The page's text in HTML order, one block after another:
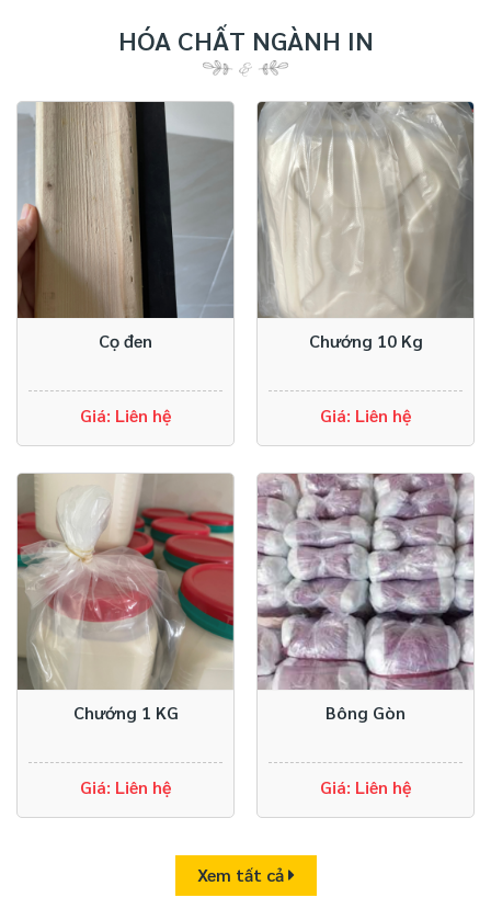
HÓA CHẤT NGÀNH IN
Cọ đen
Giá: Liên hệ
Chướng 10 Kg
Giá: Liên hệ
Chướng 1 KG
Giá: Liên hệ
Bông Gòn
Giá: Liên hệ
Xem tất cả